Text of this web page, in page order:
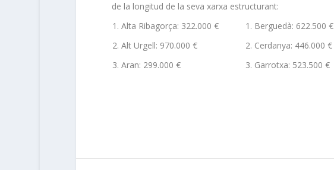
de la longitud de la seva xarxa estructurant:
Alta Ribagorça: 322.000 €
Alt Urgell: 970.000 €
Aran: 299.000 €
Berguedà: 622.500 €
Cerdanya: 446.000 €
Garrotxa: 523.500 €